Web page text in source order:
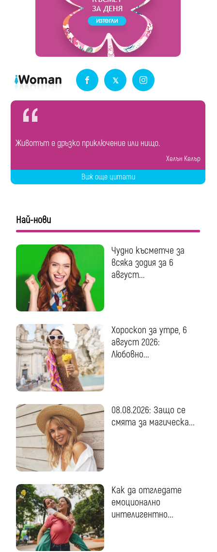
Животът е дръзко приключение или нищо.
Хелън Келър
Виж още цитати
Най-нови
Чудно късметче за
всяка зодия за 6
август...
Хороскоп за утре, 6
август 2026:
Любовно...
08.08.2026: Защо се
смята за магическа...
Как да отгледате
емоционално
интелигентно...